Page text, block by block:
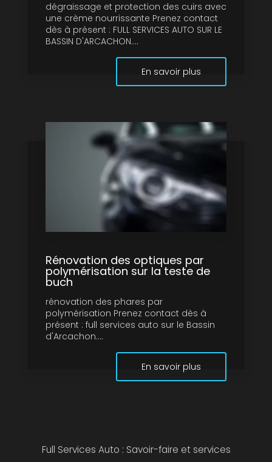
dégraissage et protection des cuirs avec
une crème nourrissante Prenez contact
dès à présent : FULL SERVICES AUTO SUR LE
BASSIN D'ARCACHON....
En savoir plus
Rénovation des optiques par
polymérisation sur la teste de
buch
rénovation des phares par
polymérisation Prenez contact dès à
présent : full services auto sur le Bassin
d'Arcachon....
En savoir plus
Full Services Auto : Savoir-faire et services